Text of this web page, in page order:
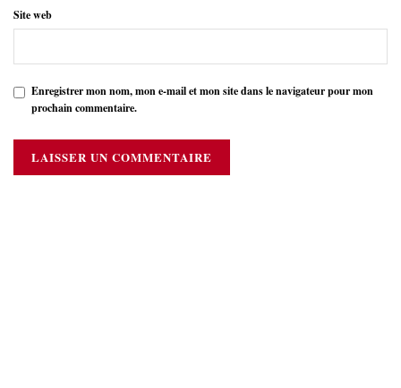
Site web
Enregistrer mon nom, mon e-mail et mon site dans le navigateur pour mon
prochain commentaire.